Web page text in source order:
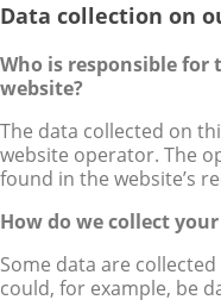
Data collection on
Who is responsible
website?
The data collected on
website operator. The
found in the website’s
How do we collect
Some data are
could, for example, be